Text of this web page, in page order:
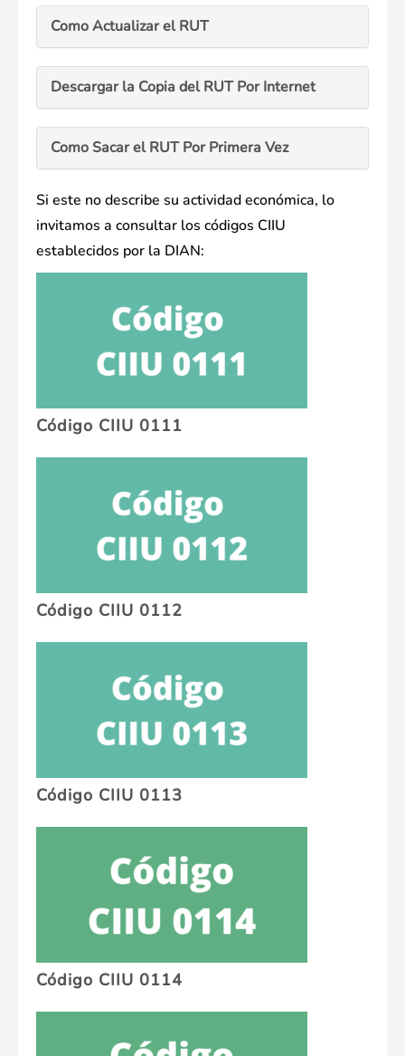
Como Actualizar el RUT
Descargar la Copia del RUT Por Internet
Como Sacar el RUT Por Primera Vez
Si este no describe su actividad económica, lo
invitamos a consultar los códigos CIIU
establecidos por la DIAN:
Código CIIU 0111
Código CIIU 0112
Código CIIU 0113
Código CIIU 0114